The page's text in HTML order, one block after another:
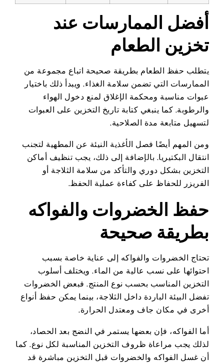
أفضل الممارسات عند
تخزين الطعام
يتطلب حفظ الطعام بطريقة صحيحة اتباع مجموعة من
الممارسات التي تضمن سلامة الغذاء. ويبدأ ذلك باختيار
عبوات مناسبة ومحكمة الإغلاق لمنع دخول الهواء
والرطوبة. كما ينبغي كتابة تاريخ التخزين على العبوات
لتسهيل متابعة مدة الصلاحية.
ومن المهم أيضًا فصل الأغذية النيئة عن المطهية لتجنب
انتقال البكتيريا. بالإضافة إلى ذلك، يجب تنظيف أماكن
التخزين بشكل دوري والتأكد من سلامة الثلاجة أو
الفريزر للحفاظ على كفاءة عملية الحفظ.
حفظ الخضروات والفواكه
بطريقة صحيحة
تحتاج الخضروات والفواكه إلى عناية خاصة بسبب
احتوائها على نسب عالية من الماء. ويختلف أسلوب
التخزين المناسب بحسب نوع المنتج. فبعض الخضروات
تفضل البيئة الباردة داخل الثلاجة، بينما يمكن حفظ أنواع
أخرى في مكان جاف ومعتدل الحرارة.
أما الفواكه، فإن بعضها يستمر في النضج بعد الحصاد،
لذلك يجب مراعاة ظروف التخزين المناسبة لكل نوع. كما
أن غسل الفواكه والخضروات قبل التخزين مباشرة قد